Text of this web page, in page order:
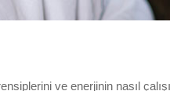
ve enerjinin nasıl